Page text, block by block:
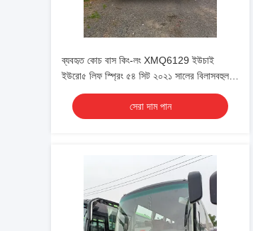
ব্যবহৃত কোচ বাস কিং-লং XMQ6129 ইউচাই
ইউরো৫ লিফ স্প্রিং ৫৪ সিট ২০২১ সালের বিলাসবহুল
পরিবহন শীতাতপ নিয়ন্ত্রিত শাটল বা দীর্ঘ দূরত্বের জন্য
সেরা দাম পান